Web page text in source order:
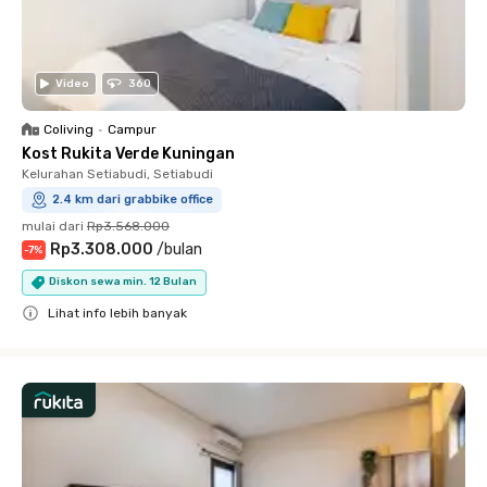
Video 360
Coliving • Campur
Kost Rukita Verde Kuningan
Kelurahan Setiabudi, Setiabudi
2.4 km dari grabbike office
mulai dari Rp3.568.000
-7% Rp3.308.000 /bulan
Diskon sewa min. 12 Bulan
Lihat info lebih banyak